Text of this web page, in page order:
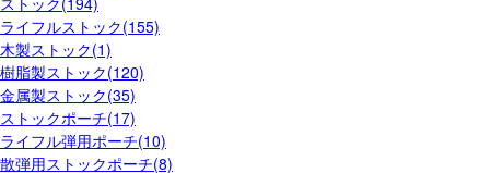
ライフルストック(155)
木製ストック(1)
樹脂製ストック(120)
金属製ストック(35)
ストックポーチ(17)
ライフル弾用ポーチ(10)
散弾用ストックポーチ(8)